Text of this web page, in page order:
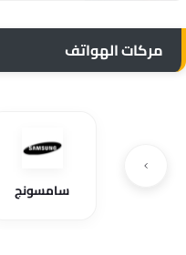
مركات الهواتف
سامسونج